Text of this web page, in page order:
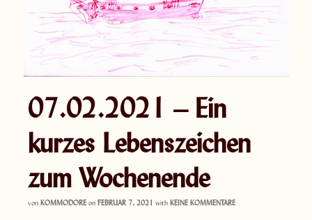
07.02.2021 – Ein
kurzes Lebenszeichen
zum Wochenende
von KOMMODORE on FEBRUAR 7, 2021 with KEINE KOMMENTARE